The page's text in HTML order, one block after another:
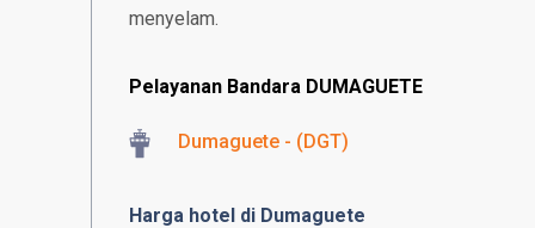
menyelam.
Pelayanan Bandara DUMAGUETE
Dumaguete - (DGT)
Harga hotel di Dumaguete